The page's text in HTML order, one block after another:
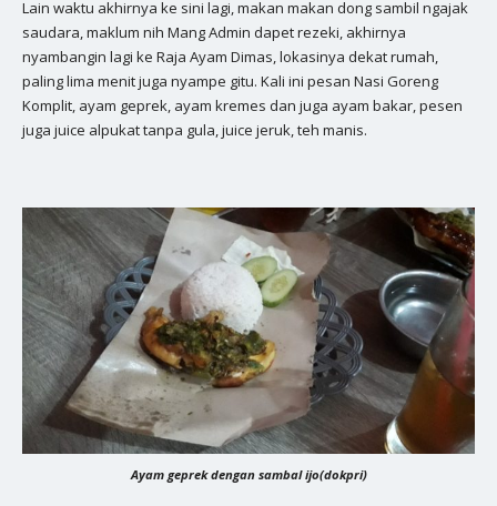
Lain waktu akhirnya ke sini lagi, makan makan dong sambil ngajak
saudara, maklum nih Mang Admin dapet rezeki, akhirnya
nyambangin lagi ke Raja Ayam Dimas, lokasinya dekat rumah,
paling lima menit juga nyampe gitu. Kali ini pesan Nasi Goreng
Komplit, ayam geprek, ayam kremes dan juga ayam bakar, pesen
juga juice alpukat tanpa gula, juice jeruk, teh manis.
Ayam geprek dengan sambal ijo(dokpri)